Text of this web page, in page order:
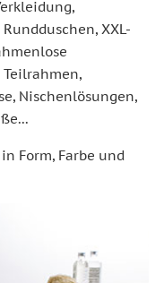
XXL-
Nischenlösungen,
Form, Farbe und